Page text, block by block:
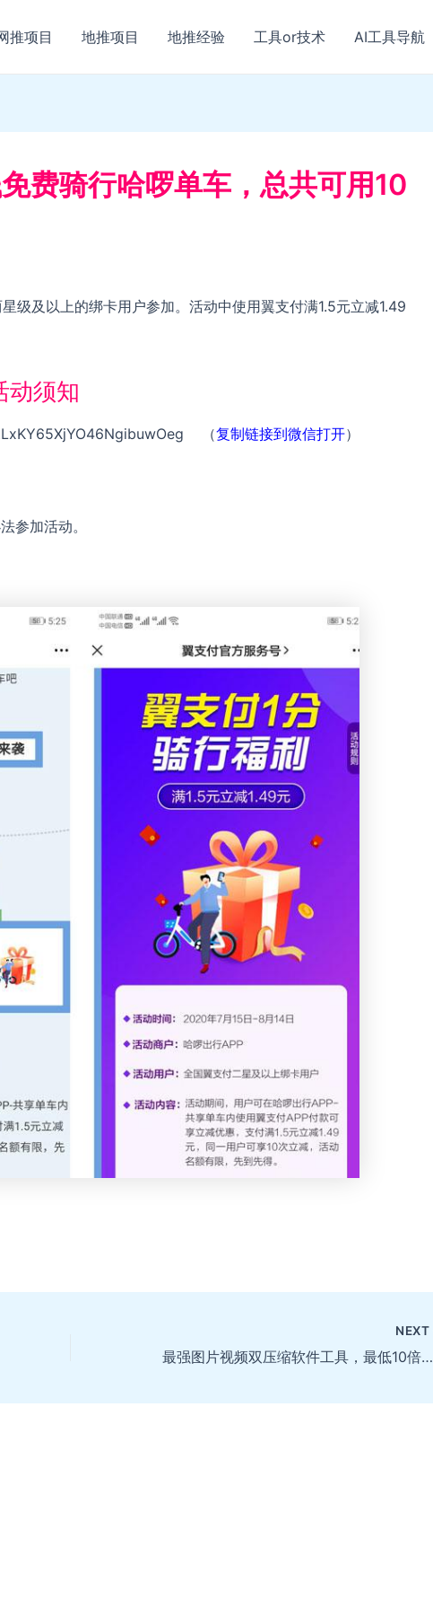
推项目 地推项目 地推经验 工具or技术 AI工具导航
费骑行哈啰单车，总共可用10
级及以上的绑卡用户参加。活动中使用翼支付满1.5元立减1.49
动须知
（复制链接到微信打开）
参加活动。
NEXT
最强图片视频双压缩软件工具，最低10倍压缩，支持自动调整